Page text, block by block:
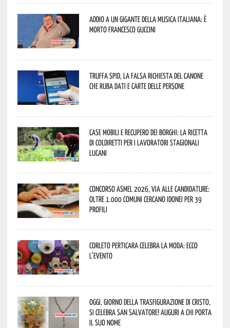
Addio a un gigante della musica italiana: è
morto Francesco Guccini
Truffa Spid, la falsa richiesta del canone
che ruba dati e carte delle persone
Case mobili e recupero dei borghi: la ricetta
di Coldiretti per i lavoratori stagionali
lucani
Concorso Asmel 2026, via alle candidature:
oltre 1.000 Comuni cercano idonei per 39
profili
Corleto Perticara celebra la moda: ecco
l’evento
Oggi, giorno della Trasfigurazione di Cristo,
si celebra San Salvatore! Auguri a chi porta
il suo nome